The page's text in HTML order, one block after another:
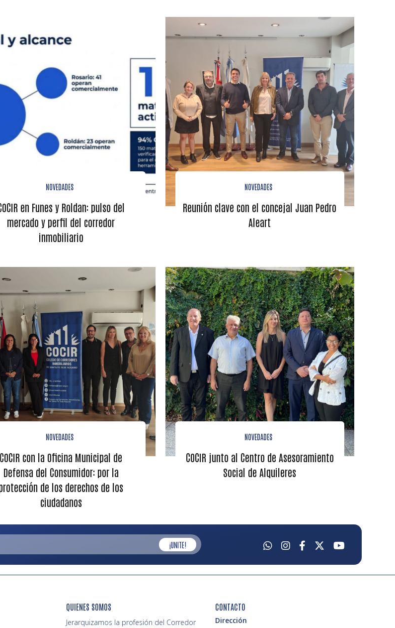
NOVEDADES
en Funes y Roldan: pulso del
mercado y perfil del corredor
inmobiliario
NOVEDADES
Reunión clave con el concejal Juan Pedro
Aleart
NOVEDADES
COCIR con la Oficina Municipal de
Defensa del Consumidor: por la
de los derechos de los
ciudadanos
NOVEDADES
COCIR junto al Centro de Asesoramiento
Social de Alquileres
¡UNITE!
QUIENES SOMOS
Jerarquizamos la profesión del Corredor
CONTACTO
Dirección